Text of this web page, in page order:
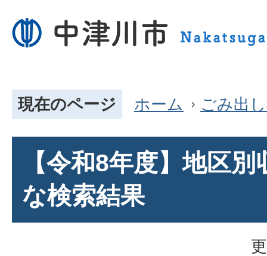
現在のページ ホーム ごみ出
【令和8年度】地区
な検索結果